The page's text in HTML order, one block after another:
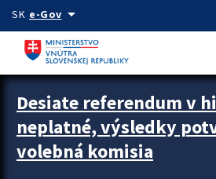
Preskocit na hlavný obsah
SK e-Govarrow_drop_down
Zastavit automatický posun upútavok
Desiate referendum v
neplatné, výsledky
volebná komisia